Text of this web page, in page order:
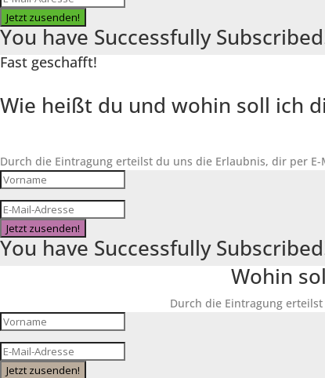
Jetzt zusenden!
You have Successfully
Fast geschafft!
Wie heißt du und wohin soll ich
Durch die Eintragung erteilst du uns die Erlaubnis, dir per
Jetzt zusenden!
You have Successfully
Wohin
Durch die Eintragung
Jetzt zusenden!